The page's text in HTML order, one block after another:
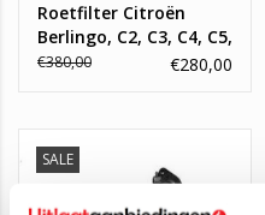
Roetfilter Citroën
Berlingo, C2, C3, C4, C5,
Peugeot 207, 307,
€380,00 €280,00
SALE